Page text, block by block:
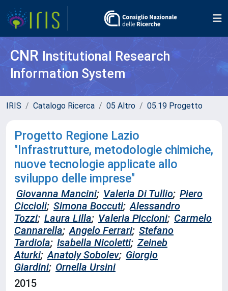
CNR Institutional Research
Information System
IRIS Catalogo Ricerca 05 Altro 05.19 Progetto
Progetto Regione Lazio
"Infrastrutture, metodologie chimiche,
nuove tecnologie applicate allo
sviluppo delle imprese"
Giovanna Mancini; Valeria Di Tullio; Piero
Ciccioli; Simona Boccuti; Alessandro
Tozzi; Laura Lilla; Valeria Piccioni; Carmelo
Cannarella; Angelo Ferrari; Stefano
Tardiola; Isabella Nicoletti; Zeineb
Aturki; Anatoly Sobolev; Giorgio
Giardini; Ornella Ursini
2015